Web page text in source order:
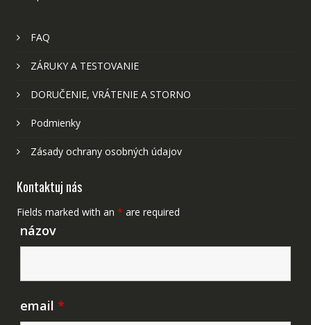
FAQ
ZÁRUKY A TESTOVANIE
DORUČENIE, VRÁTENIE A STORNO
Podmienky
Zásady ochrany osobných údajov
Kontaktuj nás
Fields marked with an * are required
názov
email *